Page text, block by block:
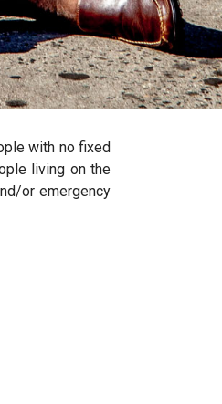
with no fixed
living on the
or emergency